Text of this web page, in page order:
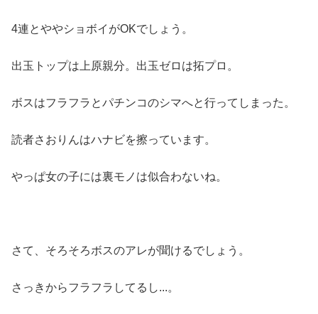
4連とややショボイがOKでしょう。
出玉トップは上原親分。出玉ゼロは拓プロ。
ボスはフラフラとパチンコのシマへと行ってしまった。
読者さおりんはハナビを擦っています。
やっぱ女の子には裏モノは似合わないね。
さて、そろそろボスのアレが聞けるでしょう。
さっきからフラフラしてるし...。